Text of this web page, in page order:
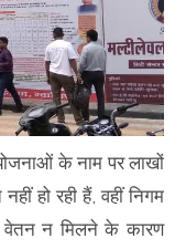
के नाम पर लाखों
हो रही हैं, वहीं निगम
वेतन न मिलने के कारण